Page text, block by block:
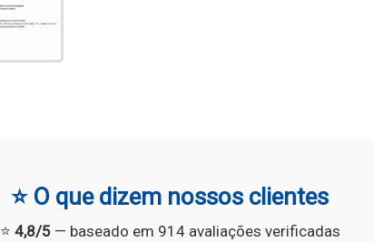
⭐ O que dizem nossos clientes
⭐ 4,8/5— baseado em 914 avaliações verificadas